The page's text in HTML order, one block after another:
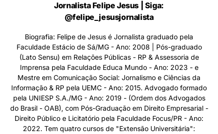
Jornalista Felipe Jesus | Siga:
@felipe_jesusjornalista
Biografia: Felipe de Jesus é Jornalista graduado pela
Faculdade Estácio de Sá/MG - Ano: 2008 | Pós-graduado
(Lato Sensu) em Relações Públicas - RP & Assessoria de
Imprensa pela Faculdade Educa Mundo - Ano: 2023 - e
Mestre em Comunicação Social: Jornalismo e Ciências da
Informação & RP pela UEMC - Ano: 2015. Advogado formado
pela UNIESP S.A./MG - Ano: 2019 - (Ordem dos Advogados
do Brasil - OAB), com Pós-Graduação em Direito Empresarial -
Direito Público e Licitatório pela Faculdade Focus/PR - Ano:
2022. Tem quatro cursos de "Extensão Universitária":